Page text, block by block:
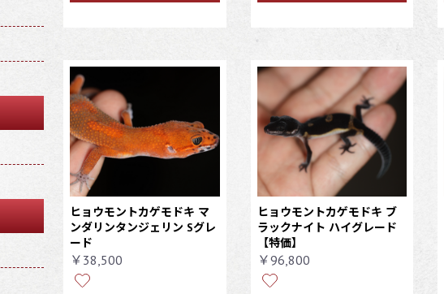
ヒョウモントカゲモドキ マ
ンダリンタンジェリン Sグレ
ード
￥38,500
ヒョウモントカゲモドキ ブ
ラックナイト ハイグレード
【特価】
￥96,800